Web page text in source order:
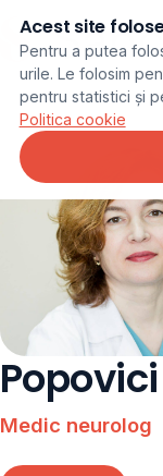
Medic neurolog
Acest site
Pentru a putea
urile. Le folosim
pentru statistici și
Politica cookie